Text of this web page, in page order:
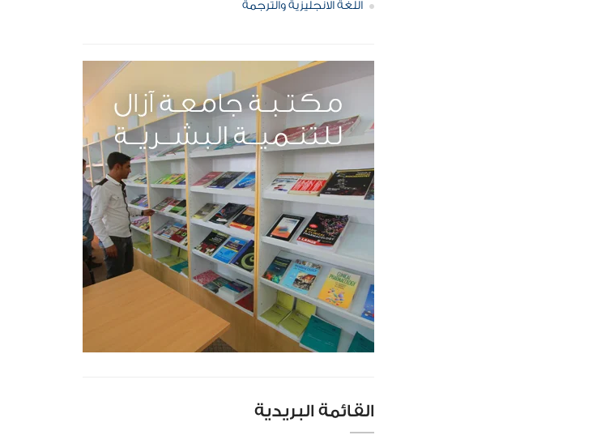
اللغة الانجليزية والترجمة
القائمة البريدية